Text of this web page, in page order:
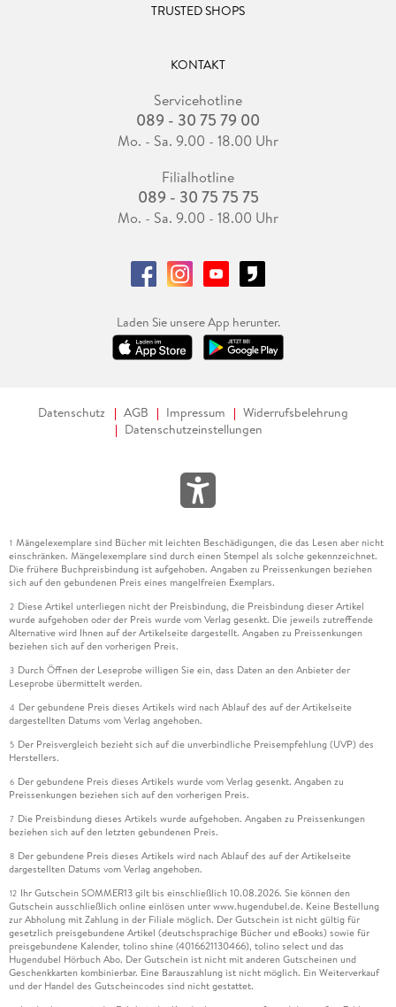
TRUSTED SHOPS
KONTAKT
Servicehotline
089 - 30 75 79 00
Mo. - Sa. 9.00 - 18.00 Uhr
Filialhotline
089 - 30 75 75 75
Mo. - Sa. 9.00 - 18.00 Uhr
Laden Sie unsere App herunter.
Datenschutz AGB Impressum
Widerrufsbelehrung
Datenschutzeinstellungen
1 Mängelexemplare sind Bücher mit leichten Beschädigungen, die das Lesen aber nicht
einschränken. Mängelexemplare sind durch einen Stempel als solche gekennzeichnet.
Die frühere Buchpreisbindung ist aufgehoben. Angaben zu Preissenkungen beziehen
sich auf den gebundenen Preis eines mangelfreien Exemplars.
2 Diese Artikel unterliegen nicht der Preisbindung, die Preisbindung dieser Artikel
wurde aufgehoben oder der Preis wurde vom Verlag gesenkt. Die jeweils zutreffende
Alternative wird Ihnen auf der Artikelseite dargestellt. Angaben zu Preissenkungen
beziehen sich auf den vorherigen Preis.
3 Durch Öffnen der Leseprobe willigen Sie ein, dass Daten an den Anbieter der
Leseprobe übermittelt werden.
4 Der gebundene Preis dieses Artikels wird nach Ablauf des auf der Artikelseite
dargestellten Datums vom Verlag angehoben.
5 Der Preisvergleich bezieht sich auf die unverbindliche Preisempfehlung (UVP) des
Herstellers.
6 Der gebundene Preis dieses Artikels wurde vom Verlag gesenkt. Angaben zu
Preissenkungen beziehen sich auf den vorherigen Preis.
7 Die Preisbindung dieses Artikels wurde aufgehoben. Angaben zu Preissenkungen
beziehen sich auf den letzten gebundenen Preis.
8 Der gebundene Preis dieses Artikels wird nach Ablauf des auf der Artikelseite
dargestellten Datums vom Verlag angehoben.
12 Ihr Gutschein SOMMER13 gilt bis einschließlich 10.08.2026. Sie können den
Gutschein ausschließlich online einlösen unter www.hugendubel.de. Keine Bestellung
zur Abholung mit Zahlung in der Filiale möglich. Der Gutschein ist nicht gültig für
gesetzlich preisgebundene Artikel (deutschsprachige Bücher und eBooks) sowie für
preisgebundene Kalender, tolino shine (4016621130466), tolino select und das
Hugendubel Hörbuch Abo. Der Gutschein ist nicht mit anderen Gutscheinen und
Geschenkkarten kombinierbar. Eine Barauszahlung ist nicht möglich. Ein Weiterverkauf
und der Handel des Gutscheincodes sind nicht gestattet.